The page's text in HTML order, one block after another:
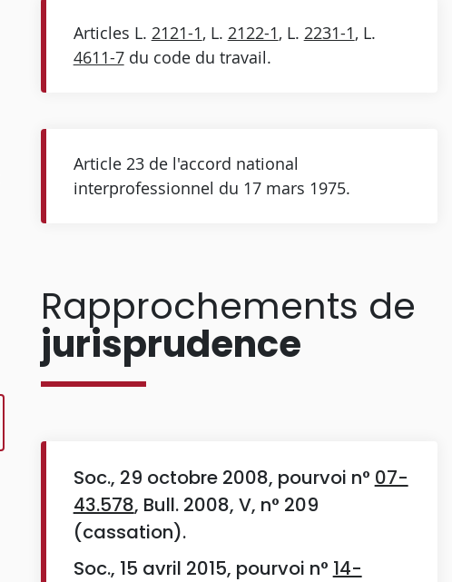
Articles L. 2121-1, L. 2122-1, L. 2231-1, L.
4611-7du code du travail.
Article 23 de l'accord national
interprofessionnel du 17 mars 1975.
Rapprochements de
jurisprudence
Soc., 29 octobre 2008, pourvoi n° 07-
43.578, Bull. 2008, V, n° 209
(cassation).
Soc., 15 avril 2015, pourvoi n° 14-